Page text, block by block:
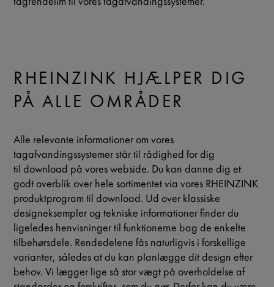
tagrendelim til vores tagafvandingssystemer.
RHEINZINK HJÆLPER DIG
PÅ ALLE OMRÅDER
Alle relevante informationer om vores
tagafvandingssystemer står til rådighed for dig
til download på vores webside. Du kan danne dig et
godt overblik over hele sortimentet via vores RHEINZINK
produktprogram til download . Ud over klassiske
designeksempler og tekniske informationer finder du
ligeledes henvisninger til funktionerne bag de enkelte
tilbehørsdele. Rendedelene fås naturligvis i forskellige
varianter, således at du kan planlægge dit design efter
behov. Vi lægger lige så stor vægt på overholdelse af